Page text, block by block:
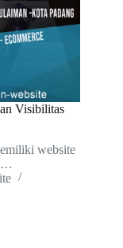
Visibilitas
website